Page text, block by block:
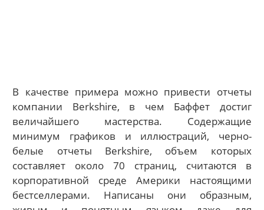
В качестве примера можно привести отчеты
компании Berkshire, в чем Баффет достиг
величайшего мастерства. Содержащие
минимум графиков и иллюстраций, черно-
белые отчеты Berkshire, объем которых
составляет около 70 страниц, считаются в
корпоративной среде Америки настоящими
бестселлерами. Написаны они образным,